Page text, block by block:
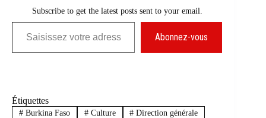
Subscribe to get the latest posts sent to your email.
Saisissez votre adresse e-mail…
Abonnez-vous
Étiquettes
#Burkina Faso #Culture # Direction générale